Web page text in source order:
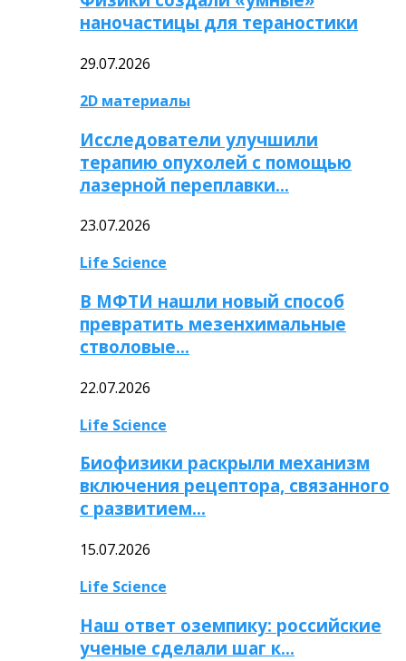
наночастицы для тераностики
29.07.2026
2D материалы
Исследователи улучшили
терапию опухолей с помощью
лазерной переплавки…
23.07.2026
Life Science
В МФТИ нашли новый способ
превратить мезенхимальные
стволовые…
22.07.2026
Life Science
Биофизики раскрыли механизм
включения рецептора, связанного
с развитием…
15.07.2026
Life Science
Наш ответ оземпику: российские
ученые сделали шаг к…